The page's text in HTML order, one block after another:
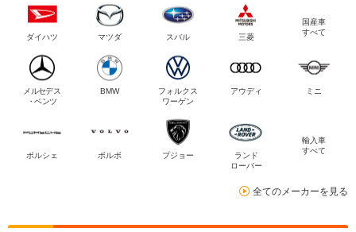
ダイハツ マツダ スバル 三菱
国産車
すべて
メルセデス
・ベンツ
BMW
フォルクス
ワーゲン
アウディ ミニ
ポルシェ ボルボ プジョー
ランド
ローバー
輸入車
すべて
全てのメーカーを見る